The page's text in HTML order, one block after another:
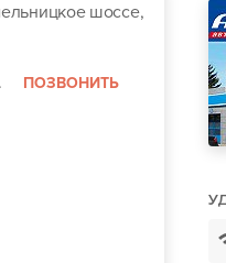
шоссе,
ПОЗВОНИТЬ